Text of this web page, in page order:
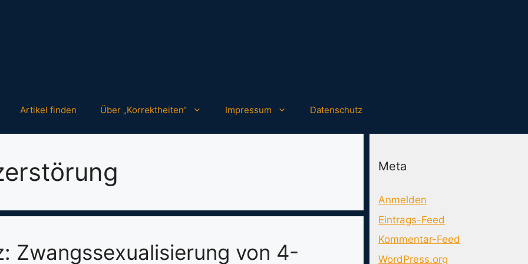
Artikel finden Über „Korrektheiten“ Impressum Datenschutz
Zwangssexualisierung von 4-
Meta
Anmelden
Eintrags-Feed
Kommentar-Feed
WordPress.org